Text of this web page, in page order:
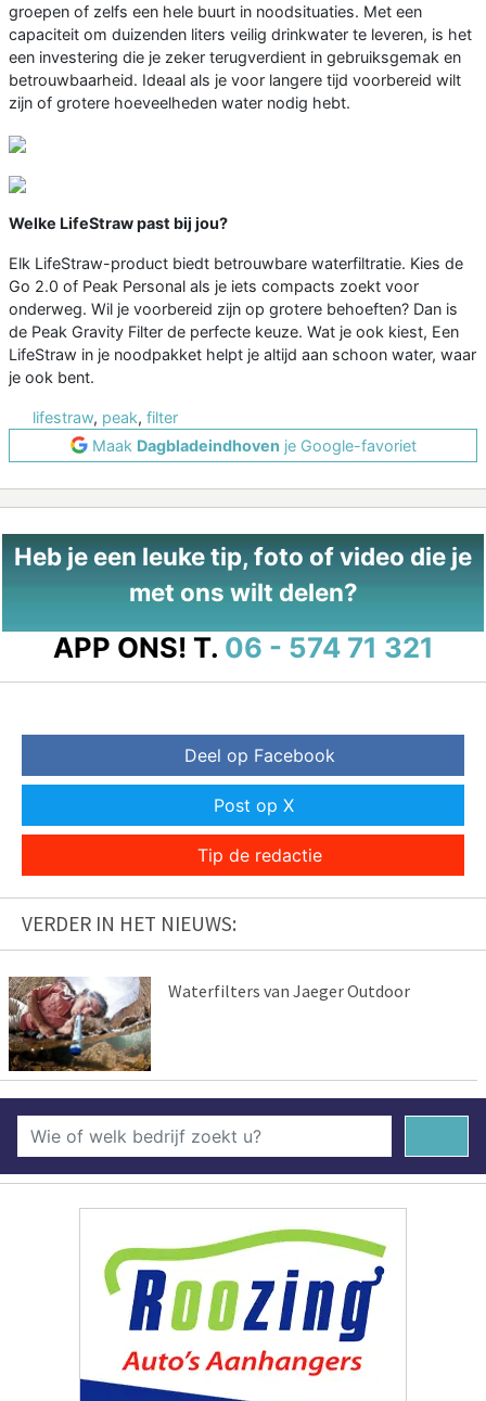
groepen of zelfs een hele buurt in noodsituaties. Met een
capaciteit om duizenden liters veilig drinkwater te leveren, is het
een investering die je zeker terugverdient in gebruiksgemak en
betrouwbaarheid. Ideaal als je voor langere tijd voorbereid wilt
zijn of grotere hoeveelheden water nodig hebt.
Welke LifeStraw past bij jou?
Elk LifeStraw-product biedt betrouwbare waterfiltratie. Kies de
Go 2.0 of Peak Personal als je iets compacts zoekt voor
onderweg. Wil je voorbereid zijn op grotere behoeften? Dan is
de Peak Gravity Filter de perfecte keuze. Wat je ook kiest, Een
LifeStraw in je noodpakket helpt je altijd aan schoon water, waar
je ook bent.
lifestraw, peak, filter
Maak Dagbladeindhoven je Google-favoriet
Heb je een leuke tip, foto of video die je
met ons wilt delen?
APP ONS! T. 06 - 574 71 321
Deel op Facebook
Post op X
Tip de redactie
VERDER IN HET NIEUWS:
Waterfilters van Jaeger Outdoor